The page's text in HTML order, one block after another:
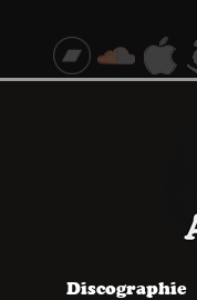
Discographie